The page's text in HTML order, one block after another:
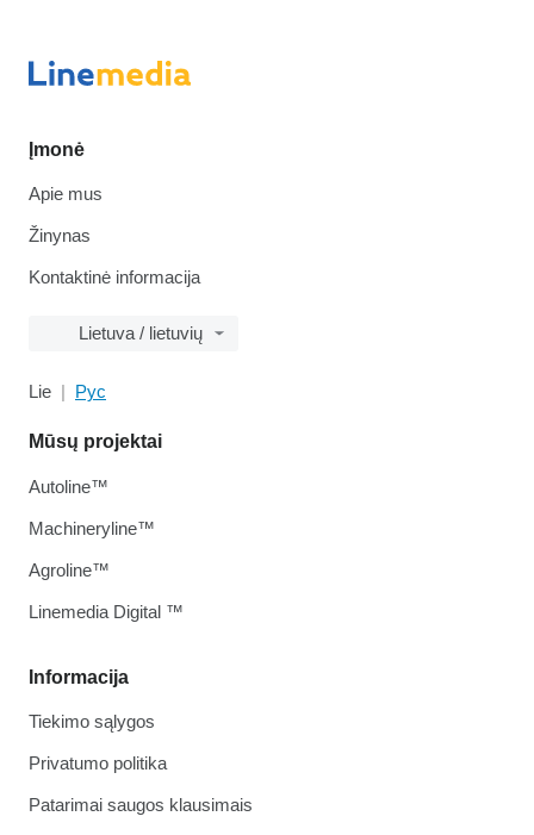
Įmonė
Apie mus
Žinynas
Kontaktinė informacija
Lietuva / lietuvių
Lie Рус
Informacija
Tiekimo sąlygos
Privatumo politika
Patarimai saugos klausimais
Mūsų projektai
Autoline™
Machineryline™
Agroline™
Linemedia Digital ™